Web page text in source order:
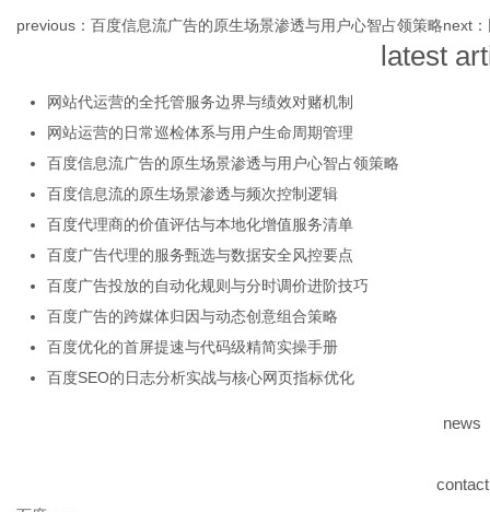
previous： 百度信息流广告的原生场景渗透与用户心智占领策略next：
latest
网站代运营的全托管服务边界与绩效对赌机制
网站运营的日常巡检体系与用户生命周期管理
百度信息流广告的原生场景渗透与用户心智占领策略
百度信息流的原生场景渗透与频次控制逻辑
百度代理商的价值评估与本地化增值服务清单
百度广告代理的服务甄选与数据安全风控要点
百度广告投放的自动化规则与分时调价进阶技巧
百度广告的跨媒体归因与动态创意组合策略
百度优化的首屏提速与代码级精简实操手册
百度SEO的日志分析实战与核心网页指标优化
news
contact